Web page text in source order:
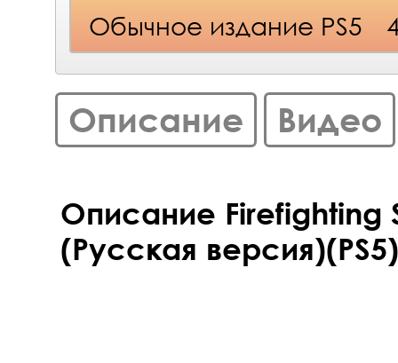
Обычное издание PS5
Описание Видео
Описание Firefighting
(Русская версия)(PS5)